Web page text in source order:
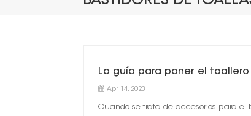
La guía para poner el
Apr 14, 2023
Cuando se trata de accesorios para el